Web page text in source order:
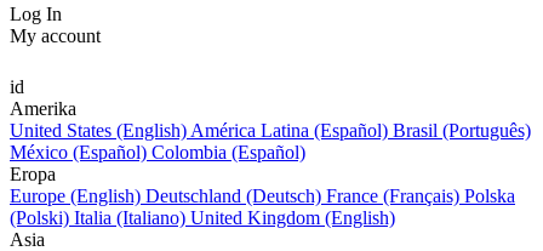
Log In
My account
id
Amerika
United States (English) América Latina (Español) Brasil (Português)
México (Español) Colombia (Español)
Eropa
Europe (English) Deutschland (Deutsch) France (Français) Polska
(Polski) Italia (Italiano) United Kingdom (English)
Asia